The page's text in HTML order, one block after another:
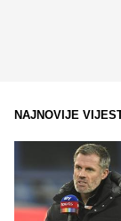
NAJNOVIJE